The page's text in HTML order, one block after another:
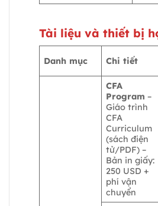
Tài liệu và thiết bị
Danh mục Chi tiết
CFA
Program –
Giáo trình
CFA
Curriculum
(sách điện
tử/PDF) –
Bản in giấy:
250 USD +
phí vận
chuyển